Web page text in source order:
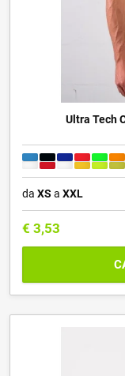
Ultra Tech
da XS a XXL
€ 3,53